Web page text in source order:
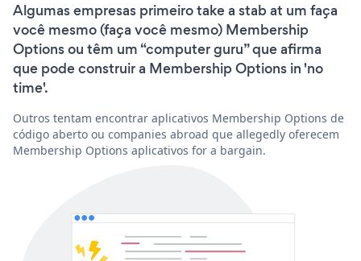
Algumas empresas primeiro take a stab at um faça
você mesmo (faça você mesmo) Membership
Options ou têm um “computer guru” que afirma
que pode construir a Membership Options in 'no
time'.
Outros tentam encontrar aplicativos Membership Options de
código aberto ou companies abroad que allegedly oferecem
Membership Options aplicativos for a bargain.